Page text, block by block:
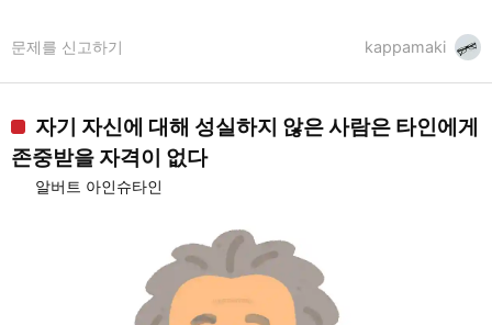
kappamaki
문제를 신고하기
자기 자신에 대해 성실하지 않은 사람은 타인에게
존중받을 자격이 없다
알버트 아인슈타인